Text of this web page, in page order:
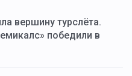
вершину турслёта.
победили в